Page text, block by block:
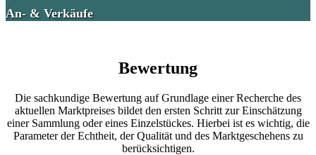
An- & Verkäufe
Bewertung
Die sachkundige Bewertung auf Grundlage einer Recherche des
aktuellen Marktpreises bildet den ersten Schritt zur Einschätzung
einer Sammlung oder eines Einzelstückes. Hierbei ist es wichtig, die
Parameter der Echtheit, der Qualität und des Marktgeschehens zu
berücksichtigen.